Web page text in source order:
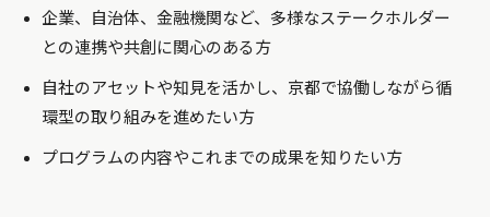
企業、自治体、金融機関など、多様なステークホルダー
との連携や共創に関心のある方
自社のアセットや知見を活かし、京都で協働しながら循
環型の取り組みを進めたい方
プログラムの内容やこれまでの成果を知りたい方